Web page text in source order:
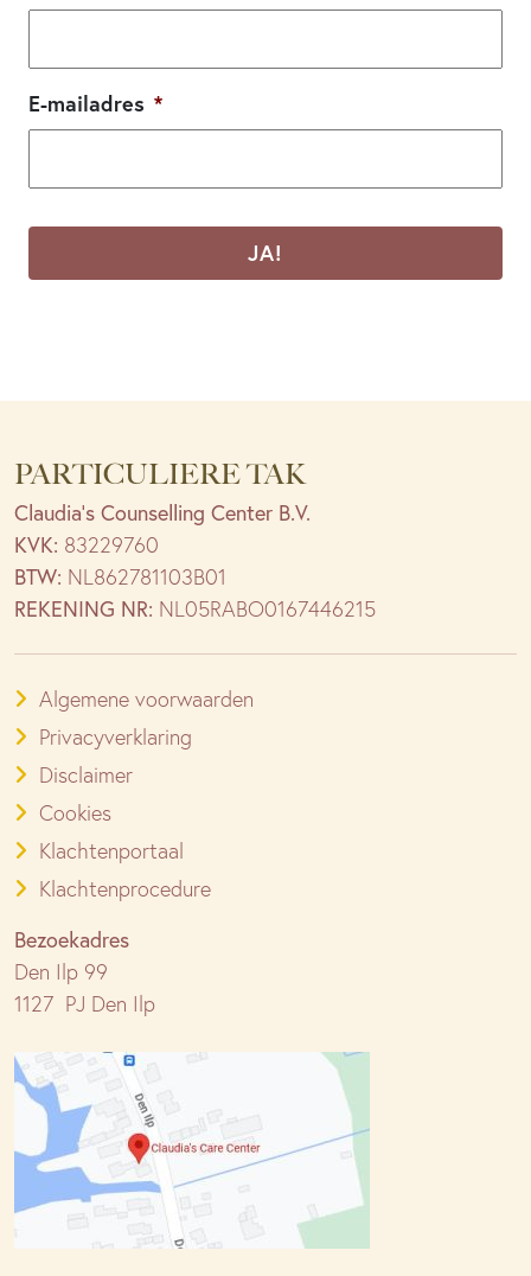
E-mailadres *
CAPTCHA
PARTICULIERE TAK
Claudia’s Counselling Center B.V.
KVK: 83229760
BTW: NL862781103B01
REKENING NR: NL05RABO0167446215
Algemene voorwaarden
Privacyverklaring
Disclaimer
Cookies
Klachtenportaal
Klachtenprocedure
Bezoekadres
Den Ilp 99
1127 PJ Den Ilp